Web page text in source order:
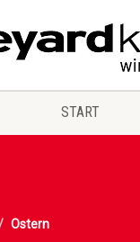
START
Ostern